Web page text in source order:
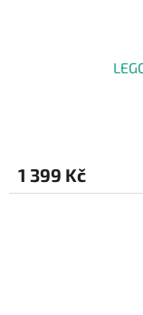
1 399 Kč